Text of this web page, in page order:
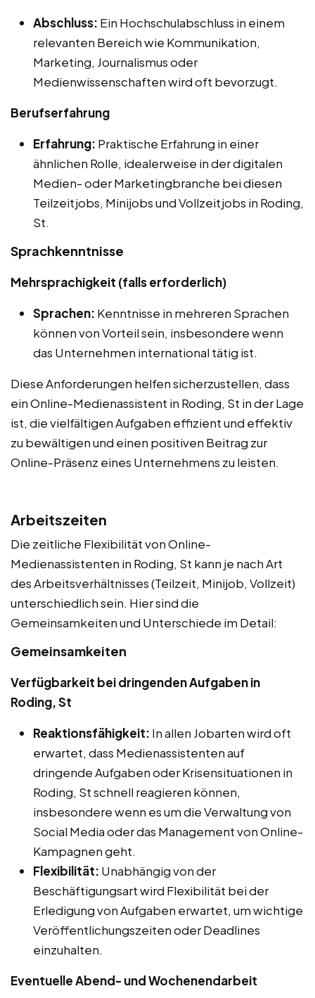
Abschluss: Ein Hochschulabschluss in einem
relevanten Bereich wie Kommunikation,
Marketing, Journalismus oder
Medienwissenschaften wird oft bevorzugt.
Berufserfahrung
Erfahrung: Praktische Erfahrung in einer
ähnlichen Rolle, idealerweise in der digitalen
Medien- oder Marketingbranche bei diesen
Teilzeitjobs, Minijobs und Vollzeitjobs in Roding,
St.
Sprachkenntnisse
Mehrsprachigkeit (falls erforderlich)
Sprachen: Kenntnisse in mehreren Sprachen
können von Vorteil sein, insbesondere wenn
das Unternehmen international tätig ist.
Diese Anforderungen helfen sicherzustellen, dass
ein Online-Medienassistent in Roding, St in der Lage
ist, die vielfältigen Aufgaben effizient und effektiv
zu bewältigen und einen positiven Beitrag zur
Online-Präsenz eines Unternehmens zu leisten.
Arbeitszeiten
Die zeitliche Flexibilität von Online-
Medienassistenten in Roding, St kann je nach Art
des Arbeitsverhältnisses (Teilzeit, Minijob, Vollzeit)
unterschiedlich sein. Hier sind die
Gemeinsamkeiten und Unterschiede im Detail:
Gemeinsamkeiten
Verfügbarkeit bei dringenden Aufgaben in
Roding, St
Reaktionsfähigkeit: In allen Jobarten wird oft
erwartet, dass Medienassistenten auf
dringende Aufgaben oder Krisensituationen in
Roding, St schnell reagieren können,
insbesondere wenn es um die Verwaltung von
Social Media oder das Management von Online-
Kampagnen geht.
Flexibilität: Unabhängig von der
Beschäftigungsart wird Flexibilität bei der
Erledigung von Aufgaben erwartet, um wichtige
Veröffentlichungszeiten oder Deadlines
einzuhalten.
Eventuelle Abend- und Wochenendarbeit